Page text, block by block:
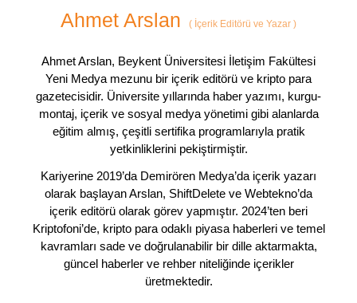
Ahmet Arslan ( İçerik Editörü ve Yazar )
Ahmet Arslan, Beykent Üniversitesi İletişim Fakültesi
Yeni Medya mezunu bir içerik editörü ve kripto para
gazetecisidir. Üniversite yıllarında haber yazımı, kurgu-
montaj, içerik ve sosyal medya yönetimi gibi alanlarda
eğitim almış, çeşitli sertifika programlarıyla pratik
yetkinliklerini pekiştirmiştir.
Kariyerine 2019’da Demirören Medya’da içerik yazarı
olarak başlayan Arslan, ShiftDelete ve Webtekno’da
içerik editörü olarak görev yapmıştır. 2024’ten beri
Kriptofoni’de, kripto para odaklı piyasa haberleri ve temel
kavramları sade ve doğrulanabilir bir dille aktarmakta,
güncel haberler ve rehber niteliğinde içerikler
üretmektedir.